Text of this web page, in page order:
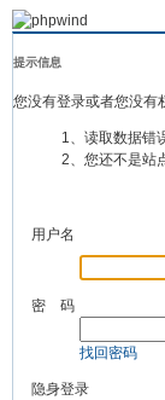
提示信息
您没有登录或者您没有
1、读取数据错
2、您还不是站
用户名
密 码
找回密码
隐身登录